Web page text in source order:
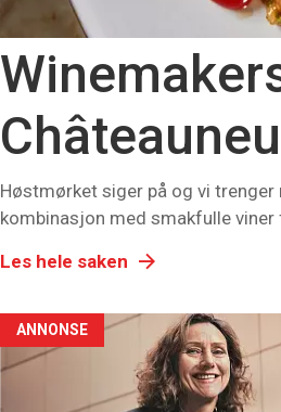
Høstmørket siger på og vi
kombinasjon med smakfulle viner
Les hele saken
ANNONSE